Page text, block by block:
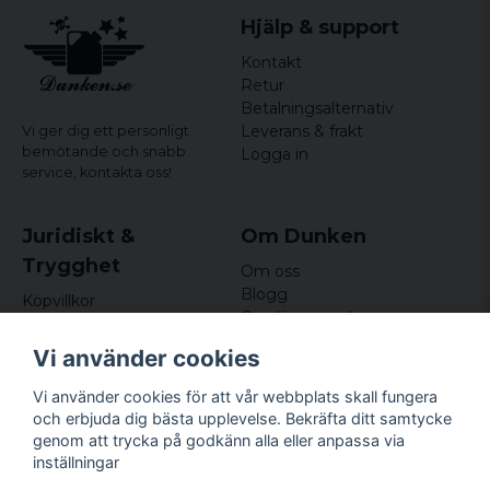
Vi ger dig ett personligt
bemötande och snabb
service, kontakta oss!
Hjälp & support
Kontakt
Retur
Betalningsalternativ
Leverans & frakt
Logga in
Juridiskt &
Trygghet
Köpvillkor
Om cookies
Om Dunken
Om oss
Blogg
Omdömen och
Nyhetsbrev
Kundklubb
Företagsuppgifter
Odd Sailor AB
Hamnplan 8, 29495
Vi använder cookies
Vi använder cookies för att vår webbplats skall fungera
och erbjuda dig bästa upplevelse. Bekräfta ditt samtycke
genom att trycka på godkänn alla eller anpassa via
inställningar